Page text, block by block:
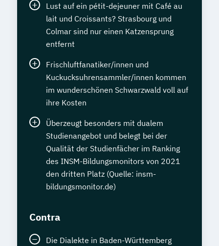
Lust auf ein pétit-dejeuner mit Café au
lait und Croissants? Strasbourg und
Colmar sind nur einen Katzensprung
entfernt
Frischluftfanatiker/innen und
Kuckucksuhrensammler/innen kommen
im wunderschönen Schwarzwald voll auf
ihre Kosten
Überzeugt besonders mit dualem
Studienangebot und belegt bei der
Qualität der Studienfächer im Ranking
des INSM-Bildungsmonitors von 2021
den dritten Platz (Quelle: insm-
bildungsmonitor.de)
Contra
Die Dialekte in Baden-Württemberg